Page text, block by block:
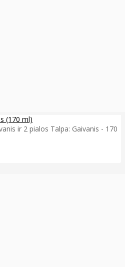
(170 ml)
ir 2 pialos Talpa: Gaivanis - 170